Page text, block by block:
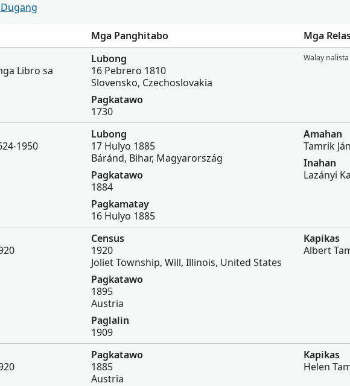
Mga Panghitabo
Mga
Libro sa
Lubong
16 Pebrero 1810
Slovensko, Czechoslovakia
Pagkatawo
1730
Walay
1950
Lubong
17 Hulyo 1885
Báránd, Bihar, Magyarország
Pagkatawo
1884
Pagkamatay
16 Hulyo 1885
Amahan
Tamrik
Inahan
Lazányi
Census
1920
Joliet Township, Will, Illinois, United States
Pagkatawo
1895
Austria
Paglalin
1909
Kapikas
Albert
Pagkatawo
1885
Austria
Kapikas
Helen